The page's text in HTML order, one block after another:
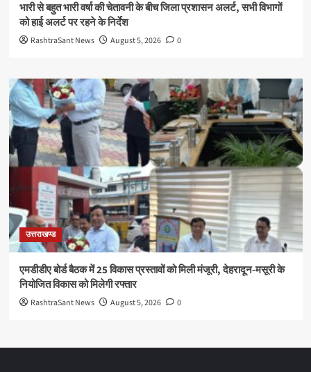
भारी से बहुत भारी वर्षा की चेतावनी के बीच जिला प्रशासन अलर्ट, सभी विभागों
को हाई अलर्ट पर रहने के निर्देश
RashtraSant News August 5, 2026 0
उत्तराखण्ड
एमडीडीए बोर्ड बैठक में 25 विकास प्रस्तावों को मिली मंजूरी, देहरादून-मसूरी के
नियोजित विकास को मिलेगी रफ्तार
RashtraSant News August 5, 2026 0